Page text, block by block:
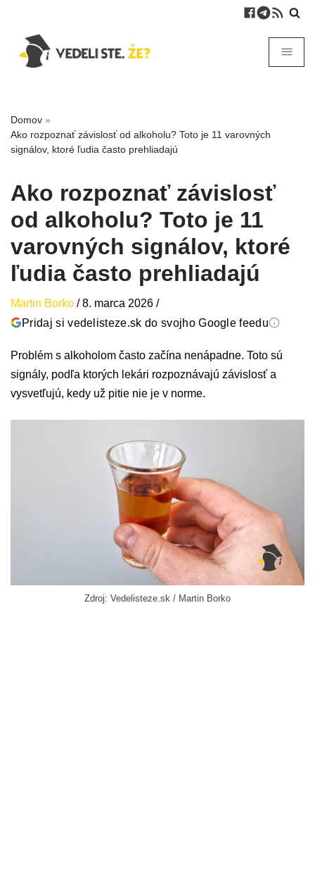
Domov »
Ako rozpoznať závislosť od alkoholu? Toto je 11 varovných
signálov, ktoré ľudia často prehliadajú
Ako rozpoznať závislosť
od alkoholu? Toto je 11
varovných signálov, ktoré
ľudia často prehliadajú
Martin Borko /8. marca 2026 /
Pridaj si vedelisteze.sk do svojho Google feedu
Problém s alkoholom často začína nenápadne. Toto sú
signály, podľa ktorých lekári rozpoznávajú závislosť a
vysvetľujú, kedy už pitie nie je v norme.
Zdroj: Vedelisteze.sk / Martin Borko